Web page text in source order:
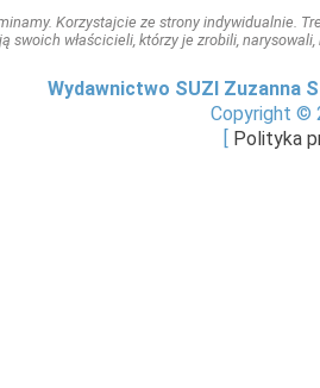
Korzystajcie ze strony indywidualnie.
swoich właścicieli, którzy je zrobili,
Wydawnictwo SUZI Zuzanna
Copyright ©
Polityka